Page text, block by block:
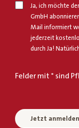
Ja, ich möchte
GmbH
Mail informiert
jederzeit
durch Ja!
Felder mit * sind
Jetzt anmelden